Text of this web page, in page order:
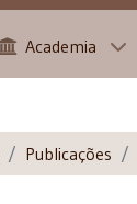
Academia
Publicações